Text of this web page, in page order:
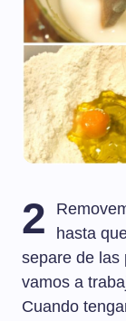
2
hasta
separe de las
vamos a
Cuando